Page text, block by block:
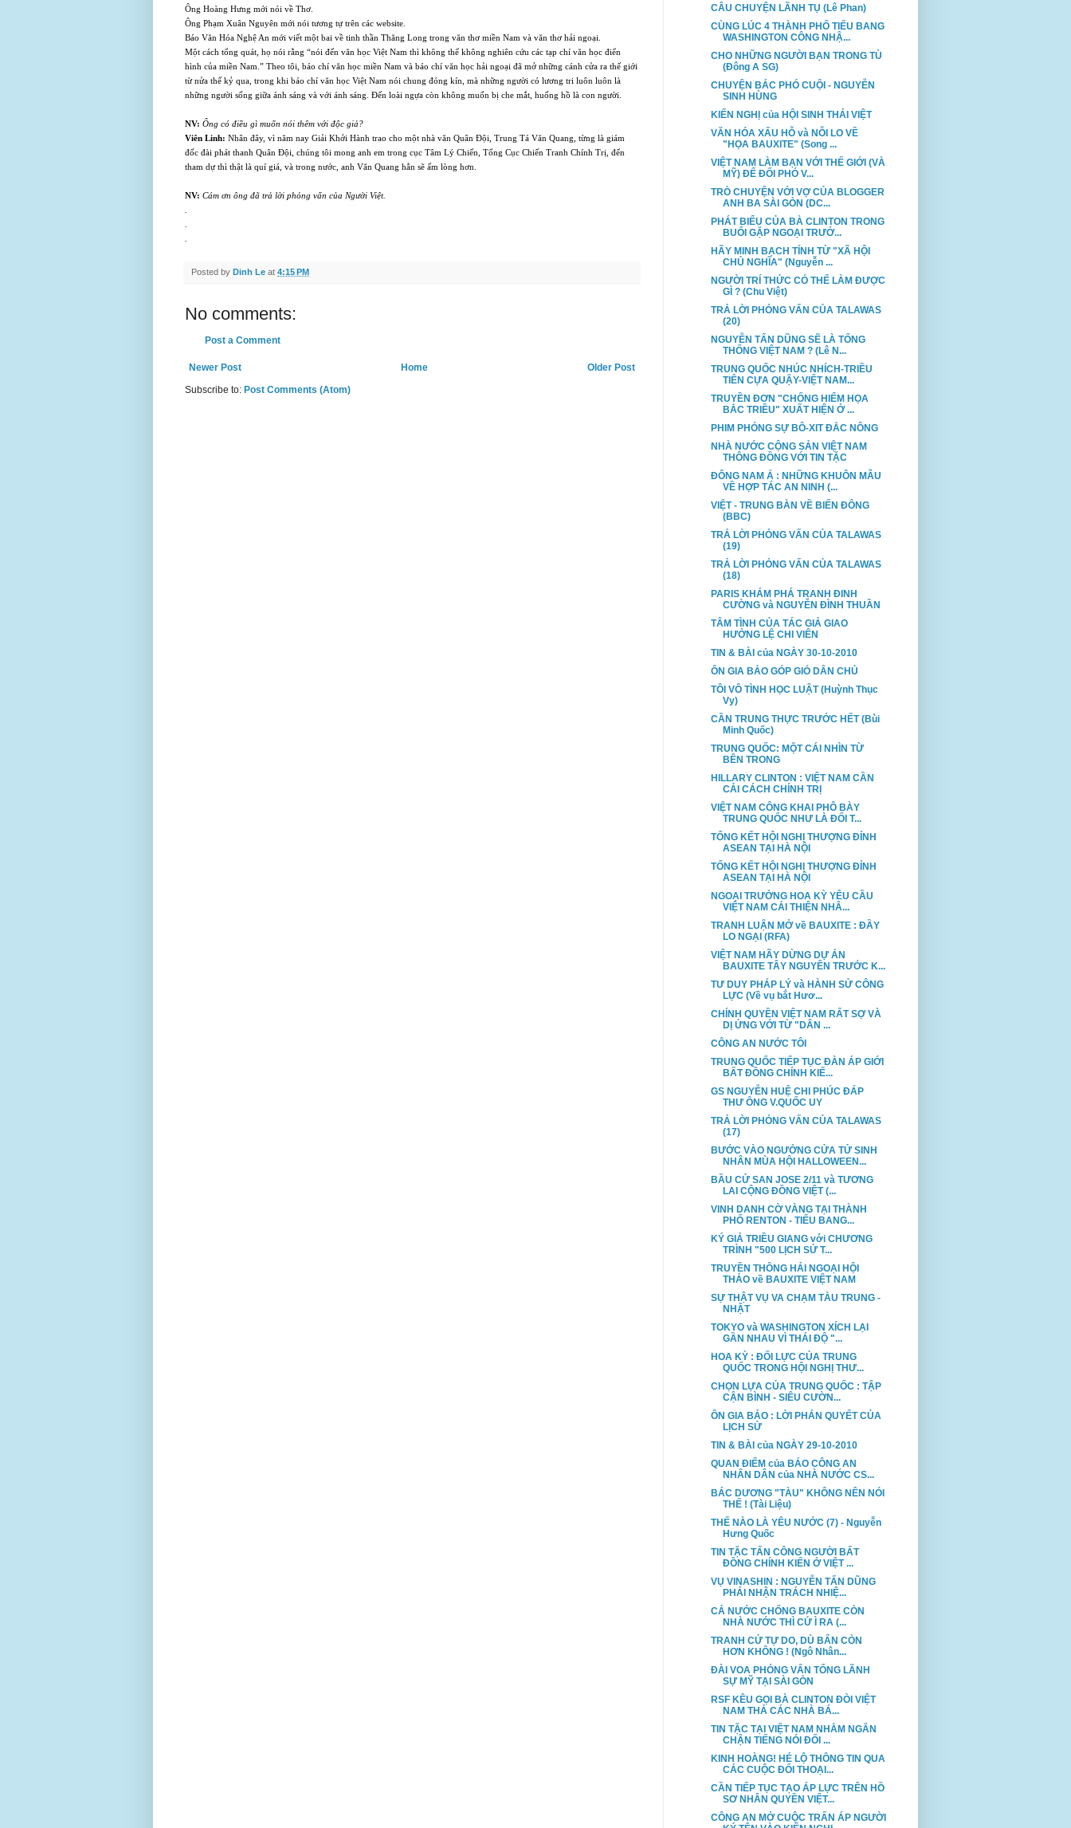
Ông Hoàng Hưng mới nói về Thơ.
Ông Phạm Xuân Nguyên mới nói tương tự trên các website.
Báo Văn Hóa Nghệ An mới viết một bai về tinh thần Thăng Long trong văn thơ miền Nam và văn thơ hải ngoại.
Một cách tổng quát, họ nói rằng “nói đến văn học Việt Nam thì không thể không nghiên cứu các tạp chí văn học điển
hình của miền Nam .” Theo tôi, báo chí văn học miền Nam và báo chí văn học hải ngoại đã mở những cánh cửa ra thế giới
từ nửa thế kỷ qua, trong khi báo chí văn học Việt Nam nói chung đóng kín, mà những người có lương tri luôn luôn là
những người sống giữa ánh sáng và với ánh sáng. Ðến loài ngựa còn không muốn bị che mắt, huống hồ là con người.
NV: Ông có điều gì muốn nói thêm với độc giả?
Viên Linh: Nhân đây, vì năm nay Giải Khởi Hành trao cho một nhà văn Quân Ðội, Trung Tá Văn Quang, từng là giám
đốc đài phát thanh Quân Ðội, chúng tôi mong anh em trong cục Tâm Lý Chiến, Tổng Cục Chiến Tranh Chính Trị, đến
tham dự thì thật là quí giá, và trong nước, anh Văn Quang hẳn sẽ ấm lòng hơn.
NV: Cám ơn ông đã trả lời phỏng vấn của Người Việt.
Posted by Dinh Le at 4:15 PM
No comments:
Post a Comment
Newer Post Older Post
Home
Subscribe to: Post Comments (Atom)
CÂU CHUYỆN LÃNH TỤ (Lê Phan)
CÙNG LÚC 4 THÀNH PHỐ TIỂU BANG
WASHINGTON CÔNG NHẬ...
CHO NHỮNG NGƯỜI BẠN TRONG TÙ
(Đông A SG)
CHUYỆN BÁC PHÓ CUỘI - NGUYỄN
SINH HÙNG
KIẾN NGHỊ của HỘI SINH THÁI VIỆT
VĂN HÓA XẤU HỖ và NỖI LO VỀ
"HỌA BAUXITE" (Song ...
VIỆT NAM LÀM BẠN VỚI THẾ GIỚI (VÀ
MỸ) ĐỂ ĐỐI PHÓ V...
TRÒ CHUYỆN VỚI VỢ CỦA BLOGGER
ANH BA SÀI GÒN (DC...
PHÁT BIỂU CỦA BÀ CLINTON TRONG
BUỔI GẶP NGOẠI TRƯỞ...
HÃY MINH BẠCH TÍNH TỪ "XÃ HỘI
CHỦ NGHĨA" (Nguyễn ...
NGƯỜI TRÍ THỨC CÓ THỂ LÀM ĐƯỢC
GÌ ? (Chu Việt)
TRẢ LỜI PHỎNG VẤN CỦA TALAWAS
(20)
NGUYỄN TẤN DŨNG SẼ LÀ TỔNG
THỐNG VIỆT NAM ? (Lê N...
TRUNG QUỐC NHÚC NHÍCH-TRIỀU
TIÊN CỰA QUẬY-VIỆT NAM...
TRUYỀN ĐƠN "CHỐNG HIỂM HỌA
BẮC TRIỀU" XUẤT HIỆN Ở ...
PHIM PHÓNG SỰ BÔ-XIT ĐẮC NÔNG
NHÀ NƯỚC CỘNG SẢN VIỆT NAM
THÔNG ĐỒNG VỚI TIN TẶC
ĐÔNG NAM Á : NHỮNG KHUÔN MẪU
VỀ HỢP TÁC AN NINH (...
VIỆT - TRUNG BÀN VỀ BIỂN ĐÔNG
(BBC)
TRẢ LỜI PHỎNG VẤN CỦA TALAWAS
(19)
TRẢ LỜI PHỎNG VẤN CỦA TALAWAS
(18)
PARIS KHÁM PHÁ TRANH ĐINH
CƯỜNG và NGUYỄN ĐÌNH THUẦN
TÂM TÌNH CỦA TÁC GIẢ GIAO
HƯỞNG LỆ CHI VIÊN
TIN & BÀI của NGÀY 30-10-2010
ÔN GIA BẢO GÓP GIÓ DÂN CHỦ
TÔI VÔ TÌNH HỌC LUẬT (Huỳnh Thục
Vy)
CẦN TRUNG THỰC TRƯỚC HẾT (Bùi
Minh Quốc)
TRUNG QUỐC: MỘT CÁI NHÌN TỪ
BÊN TRONG
HILLARY CLINTON : VIỆT NAM CẦN
CẢI CÁCH CHÍNH TRỊ
VIỆT NAM CÔNG KHAI PHÔ BÀY
TRUNG QUỐC NHƯ LÀ ĐỐI T...
TỔNG KẾT HỘI NGHỊ THƯỢNG ĐỈNH
ASEAN TẠI HÀ NỘI
TỔNG KẾT HỘI NGHỊ THƯỢNG ĐỈNH
ASEAN TẠI HÀ NỘI
NGOẠI TRƯỞNG HOA KỲ YÊU CẦU
VIỆT NAM CẢI THIỆN NHÂ...
TRANH LUẬN MỞ về BAUXITE : ĐẦY
LO NGẠI (RFA)
VIỆT NAM HÃY DỪNG DỰ ÁN
BAUXITE TÂY NGUYÊN TRƯỚC K...
TƯ DUY PHÁP LÝ và HÀNH SỬ CÔNG
LỰC (Về vụ bắt Hươ...
CHÍNH QUYỀN VIỆT NAM RẤT SỢ VÀ
DỊ ỨNG VỚI TỪ "DÂN ...
CÔNG AN NƯỚC TÔI
TRUNG QUỐC TIẾP TỤC ĐÀN ÁP GIỚI
BẤT ĐỒNG CHÍNH KIẾ...
GS NGUYỄN HUỆ CHI PHÚC ĐÁP
THƯ ÔNG V.QUỐC UY
TRẢ LỜI PHỎNG VẤN CỦA TALAWAS
(17)
BƯỚC VÀO NGƯỞNG CỬA TỬ SINH
NHÂN MÙA HỘI HALLOWEEN...
BẦU CỬ SAN JOSE 2/11 và TƯƠNG
LAI CỘNG ĐỒNG VIỆT (...
VINH DANH CỜ VÀNG TẠI THÀNH
PHỐ RENTON - TIỂU BANG...
KÝ GIẢ TRIỀU GIANG với CHƯƠNG
TRÌNH "500 LỊCH SỬ T...
TRUYỀN THÔNG HẢI NGOẠI HỘI
THẢO về BAUXITE VIỆT NAM
SỰ THẬT VỤ VA CHẠM TÀU TRUNG -
NHẬT
TOKYO và WASHINGTON XÍCH LẠI
GẦN NHAU VÌ THÁI ĐỘ "...
HOA KỲ : ĐỐI LỰC CỦA TRUNG
QUỐC TRONG HỘI NGHỊ THƯ...
CHỌN LỰA CỦA TRUNG QUỐC : TẬP
CẬN BÌNH - SIÊU CƯỜN...
ÔN GIA BẢO : LỜI PHÁN QUYẾT CỦA
LỊCH SỬ
TIN & BÀI của NGÀY 29-10-2010
QUAN ĐIỂM của BÁO CÔNG AN
NHÂN DÂN của NHÀ NƯỚC CS...
BÁC DƯƠNG "TÀU" KHÔNG NÊN NÓI
THẾ ! (Tài Liệu)
THẾ NÀO LÀ YÊU NƯỚC (7) - Nguyễn
Hưng Quốc
TIN TẶC TẤN CÔNG NGƯỜI BẤT
ĐỒNG CHÍNH KIẾN Ở VIỆT ...
VỤ VINASHIN : NGUYỄN TẤN DŨNG
PHẢI NHẬN TRÁCH NHIỆ...
CẢ NƯỚC CHỐNG BAUXITE CÒN
NHÀ NƯỚC THÌ CỨ Ì RA (...
TRANH CỬ TỰ DO, DÙ BẨN CÒN
HƠN KHÔNG ! (Ngô Nhân...
ĐÀI VOA PHỎNG VẤN TỔNG LÃNH
SỰ MỸ TẠI SÀI GÒN
RSF KÊU GỌI BÀ CLINTON ĐÒI VIỆT
NAM THẢ CÁC NHÀ BÁ...
TIN TẶC TẠI VIỆT NAM NHẰM NGĂN
CHẬN TIẾNG NÓI ĐỐI ...
KINH HOÀNG! HÉ LỘ THÔNG TIN QUA
CÁC CUỘC ĐỐI THOẠI...
CẦN TIẾP TỤC TẠO ÁP LỰC TRÊN HỒ
SƠ NHÂN QUYỀN VIỆT...
CÔNG AN MỞ CUỘC TRẤN ÁP NGƯỜI